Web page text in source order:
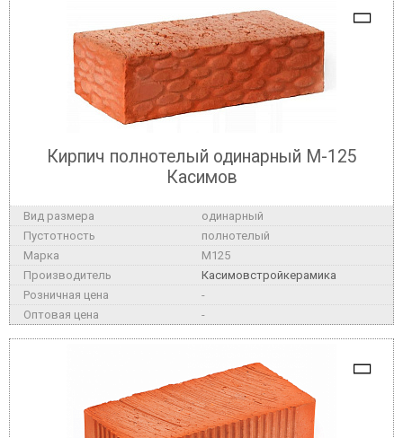
Кирпич полнотелый одинарный М-125
Касимов
одинарный
полнотелый
M125
Касимовстройкерамика
-
-